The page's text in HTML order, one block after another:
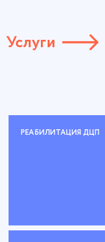
Услуги
РЕАБИЛИТАЦИЯ ДЦП